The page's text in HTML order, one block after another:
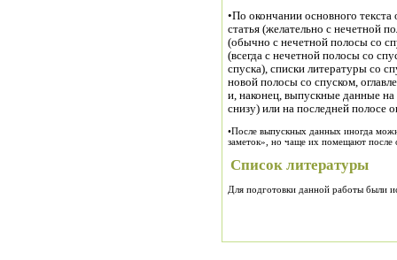
•По окончании основного
статья (желательно с нечетной
(обычно с нечетной полосы со
(всегда с нечетной полосы со
спуска), списки литературы со
новой полосы со спуском,
и, наконец, выпускные данные
снизу) или на последней полосе
•После выпускных данных иногда
заметок», но чаще их помещают после
Список литературы
Для подготовки данной работы были